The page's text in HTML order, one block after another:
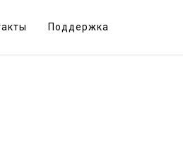
Поддержка